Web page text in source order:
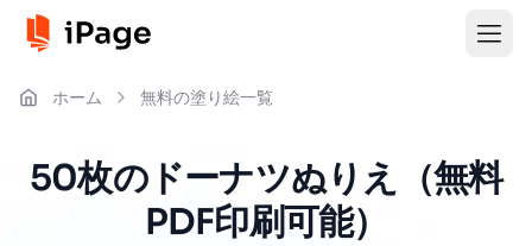
ホーム 無料の塗り絵一覧
50枚のドーナツぬりえ（無料
PDF印刷可能）